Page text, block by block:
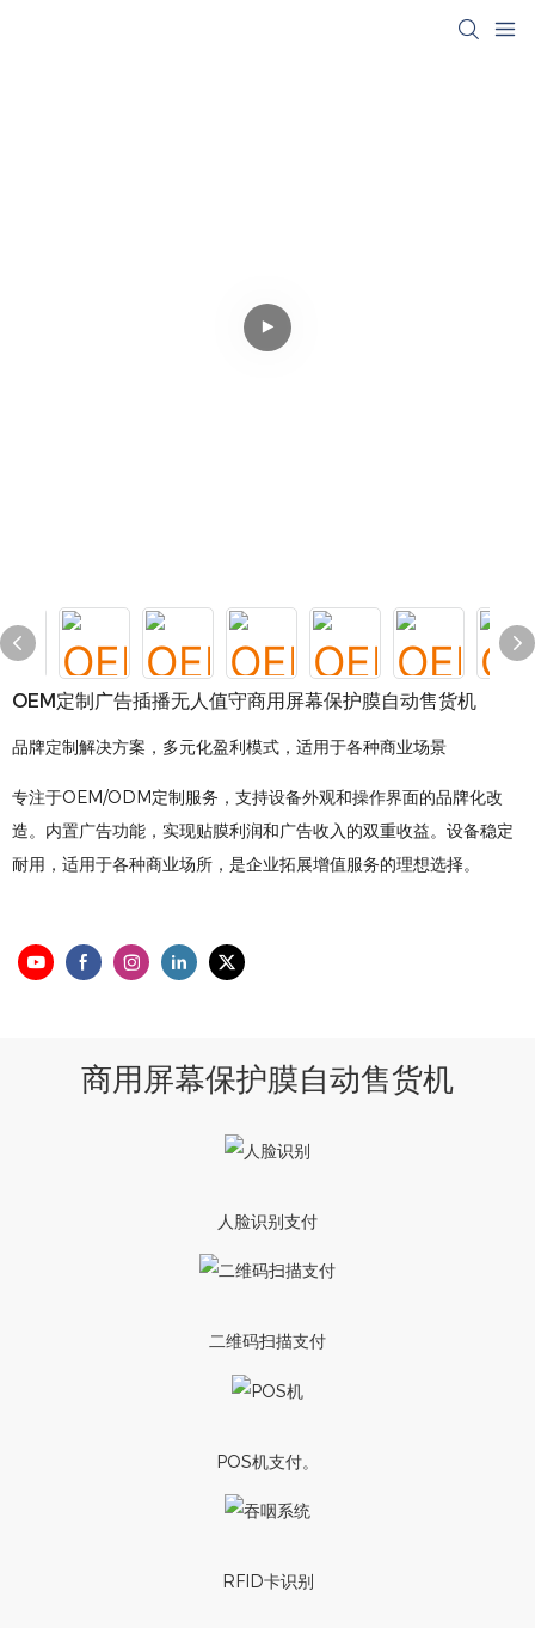
OEM定制广告插播无人值守商用屏幕保护膜自动售货机
品牌定制解决方案，多元化盈利模式，适用于各种商业场景
专注于OEM/ODM定制服务，支持设备外观和操作界面的品牌化改
造。内置广告功能，实现贴膜利润和广告收入的双重收益。设备稳定
耐用，适用于各种商业场所，是企业拓展增值服务的理想选择。
商用屏幕保护膜自动售货机
人脸识别支付
二维码扫描支付
POS机支付。
RFID卡识别